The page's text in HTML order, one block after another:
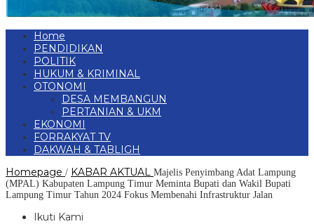
Home
PENDIDIKAN
POLITIK
HUKUM & KRIMINAL
OTONOMI
DESA MEMBANGUN
PERTANIAN & UKM
EKONOMI
FORRAKYAT TV
DAKWAH & TABLIGH
Homepage / KABAR AKTUAL Majelis Penyimbang Adat Lampung
(MPAL) Kabupaten Lampung Timur Meminta Bupati dan Wakil Bupati
Lampung Timur Tahun 2024 Fokus Membenahi Infrastruktur Jalan
Ikuti Kami